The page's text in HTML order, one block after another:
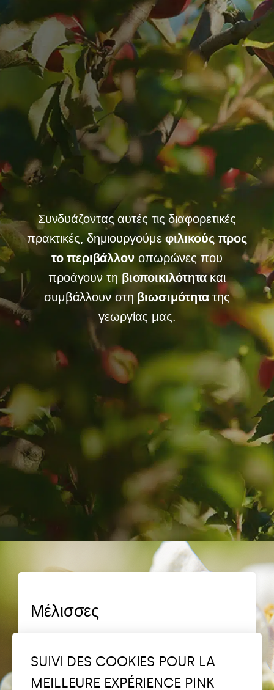
Συνδυάζοντας αυτές τις διαφορετικές
πρακτικές, δημιουργούμεφιλικούς προς
το περιβάλλον οπωρώνες που
προάγουν τη βιοποικιλότητακαι
συμβάλλουν στη βιωσιμότητατης
γεωργίας μας.
Μέλισσες
SUIVI DES COOKIES POUR LA
MEILLEURE EXPÉRIENCE PINK